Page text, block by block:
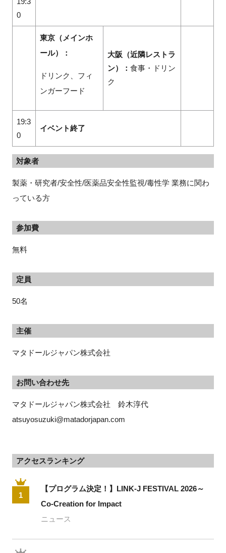
0
東京（メインホ
ール）：
ドリンク、フィ
ンガーフード
大阪（近隣レストラ
ン）： 食事・ドリン
ク
19:3
0
イベント終了
対象者
製薬・研究者/安全性/医薬品安全性監視/毒性学 業務に関わ
っている方
参加費
無料
定員
50名
主催
マタドールジャパン株式会社
お問い合わせ先
マタドールジャパン株式会社　鈴木淳代
atsuyosuzuki@matadorjapan.com
アクセスランキング
1
【プログラム決定！】LINK-J FESTIVAL 2026～
Co-Creation for Impact
ニュース